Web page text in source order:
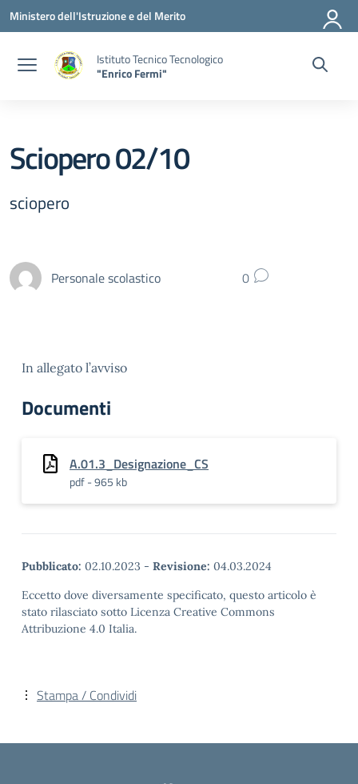
Vai ai contenuti
Vai al menu di navigazione
Vai al footer
Ministero dell'Istruzione e del Merito
Istituto Tecnico Tecnologico
"Enrico Fermi"
Sciopero 02/10
sciopero
Personale scolastico 0
In allegato l’avviso
Documenti
A.01.3_Designazione_CS
pdf - 965 kb
Pubblicato: 02.10.2023 - Revisione: 04.03.2024
Eccetto dove diversamente specificato, questo articolo è
stato rilasciato sotto Licenza Creative Commons
Attribuzione 4.0 Italia.
Stampa / Condividi